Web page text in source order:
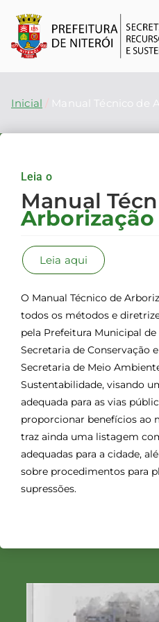
Inicial Manual Técnico de
Leia o
Manual
Leia aqui
O Manual Técnico de
todos os métodos e
pela Prefeitura Municipal
Secretaria de Conservação
Secretaria de Meio
Sustentabilidade, visando
adequada para as vias
proporcionar benefícios ao
traz ainda uma listagem
adequadas para a cidade,
sobre procedimentos para
supressões.